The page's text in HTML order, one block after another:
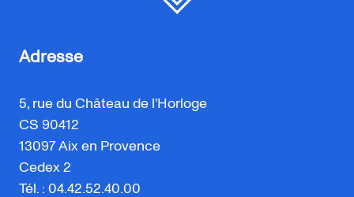
Adresse
5, rue du Château de l'Horloge
CS 90412
13097 Aix en Provence
Cedex 2
Tél. : 04.42.52.40.00